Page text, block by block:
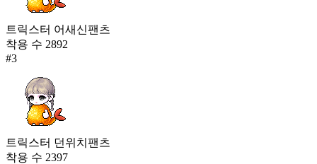
트릭스터 어새신팬츠
착용 수 2892
#3
트릭스터 던위치팬츠
착용 수 2397